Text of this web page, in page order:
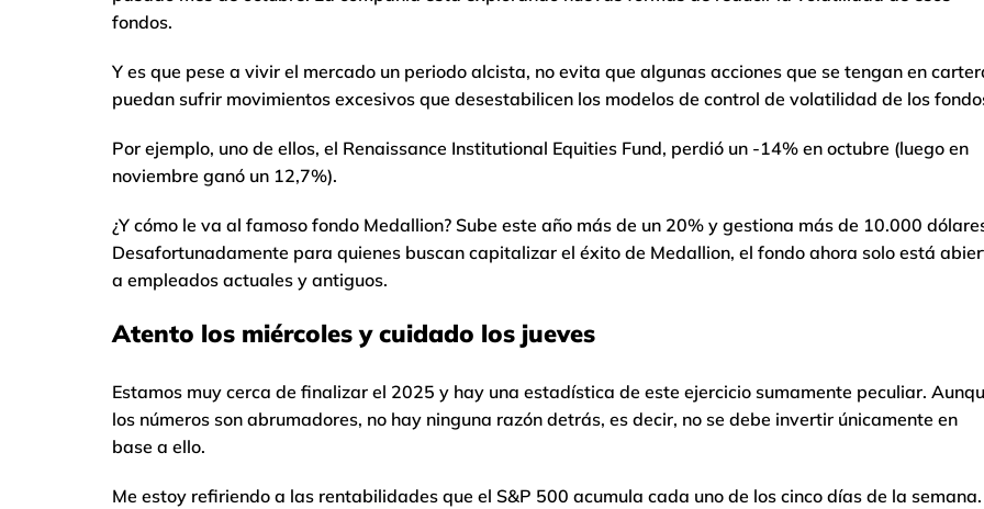
fondos.
Y es que pese a vivir el mercado un periodo alcista, no evita que algunas acciones que se tengan en
puedan sufrir movimientos excesivos que desestabilicen los modelos de control de volatilidad de los
Por ejemplo, uno de ellos, el Renaissance Institutional Equities Fund, perdió un -14% en octubre (luego en
noviembre ganó un 12,7%).
¿Y cómo le va al famoso fondo Medallion? Sube este año más de un 20% y gestiona más de 10.000
Desafortunadamente para quienes buscan capitalizar el éxito de Medallion, el fondo ahora solo está
a empleados actuales y antiguos.
Atento los miércoles y cuidado los jueves
Estamos muy cerca de finalizar el 2025 y hay una estadística de este ejercicio sumamente peculiar.
los números son abrumadores, no hay ninguna razón detrás, es decir, no se debe invertir únicamente en
base a ello.
Me estoy refiriendo a las rentabilidades que el S&P 500 acumula cada uno de los cinco días de la semana.